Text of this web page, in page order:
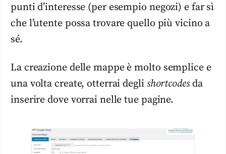
punti d’interesse (per esempio negozi) e far sì
che l’utente possa trovare quello più vicino a
sé.
La creazione delle mappe è molto semplice e
una volta create, otterrai degli shortcodesda
inserire dove vorrai nelle tue pagine.